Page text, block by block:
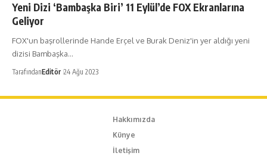
Yeni Dizi ‘Bambaşka Biri’ 11 Eylül’de FOX Ekranlarına
Geliyor
FOX'un başrollerinde Hande Erçel ve Burak Deniz'in yer aldığı yeni
dizisi Bambaşka…
TarafındanEditör 24 Ağu 2023
Hakkımızda
Künye
İletişim